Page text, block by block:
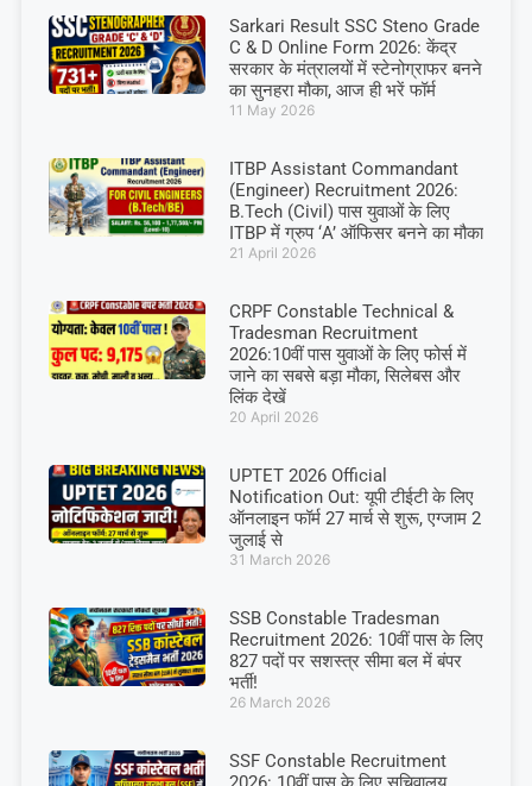
Sarkari Result SSC Steno Grade
C & D Online Form 2026: केंद्र
सरकार के मंत्रालयों में स्टेनोग्राफर बनने
का सुनहरा मौका, आज ही भरें फॉर्म
11 May 2026
ITBP Assistant Commandant
(Engineer) Recruitment 2026:
B.Tech (Civil) पास युवाओं के लिए
ITBP में ग्रुप ‘A’ ऑफिसर बनने का मौका
21 April 2026
CRPF Constable Technical &
Tradesman Recruitment
2026:10वीं पास युवाओं के लिए फोर्स में
जाने का सबसे बड़ा मौका, सिलेबस और
लिंक देखें
20 April 2026
UPTET 2026 Official
Notification Out: यूपी टीईटी के लिए
ऑनलाइन फॉर्म 27 मार्च से शुरू, एग्जाम 2
जुलाई से
31 March 2026
SSB Constable Tradesman
Recruitment 2026: 10वीं पास के लिए
827 पदों पर सशस्त्र सीमा बल में बंपर
भर्ती!
26 March 2026
SSF Constable Recruitment